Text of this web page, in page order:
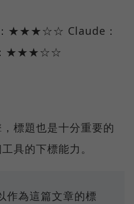
：★★★☆☆ Claude：
★★★☆☆
標題也是十分重要的
具的下標能力。
作為這篇文章的標